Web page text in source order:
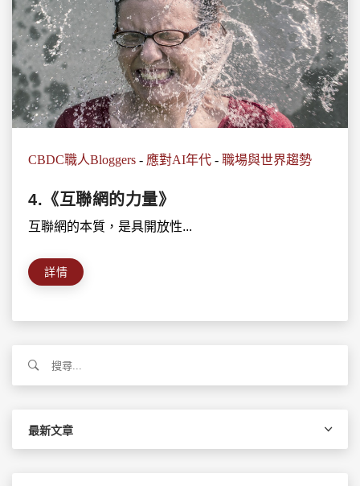
CBDC職人Bloggers - 應對AI年代 - 職場與世界趨勢
4.《互聯網的力量》
互聯網的本質，是具開放性...
詳情
關
最新文章